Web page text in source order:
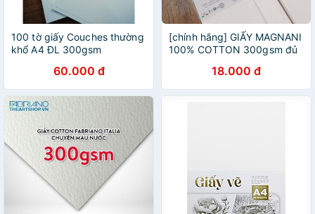
100 tờ giấy Couches thường
khổ A4 ĐL 300gsm
60.000 đ
[chính hãng] GIẤY MAGNANI
100% COTTON 300gsm đủ
MIX MEDIA 300gsm student
từ Ý
18.000 đ